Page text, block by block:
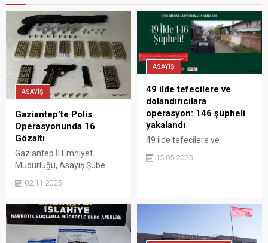
ASAYİŞ
Gaziantep’te Polis
Operasyonunda 16
Gözaltı
Gaziantep İl Emniyet
Müdürlüğü, Asayiş Şube
kaçakçılığı ve aranan
yönelik yaptığı çalışmalarda
16 kişi gözaltına alındı.
02.11.2025
ASAYİŞ
49 ilde tefecilere ve
dolandırıcılara
operasyon: 146 şüpheli
yakalandı
49 ilde tefecilere ve
düzenlenen operasyonlarda
15.05.2025